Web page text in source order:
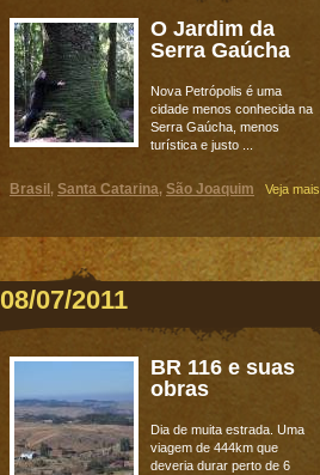
O Jardim da
Serra Gaúcha
Nova Petrópolis é uma
cidade menos conhecida na
Serra Gaúcha, menos
turística e justo ...
Veja mais
Brasil , Santa Catarina, São Joaquim
08/07/2011
BR 116 e suas
obras
Dia de muita estrada. Uma
viagem de 444km que
deveria durar perto de 6